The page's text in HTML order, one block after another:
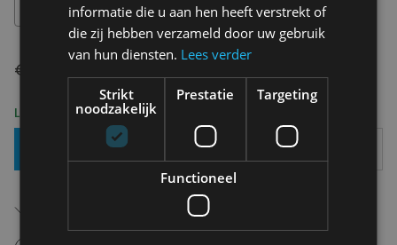
€ 20,00
Levering 2-3 Werkdagen
Toevoegen Aan Mandje
informatie die u aan hen heeft verstrekt of
die zij hebben verzameld door uw gebruik
van hun diensten. Lees verder
Strikt
noodzakelijk
Prestatie Targeting
Functioneel